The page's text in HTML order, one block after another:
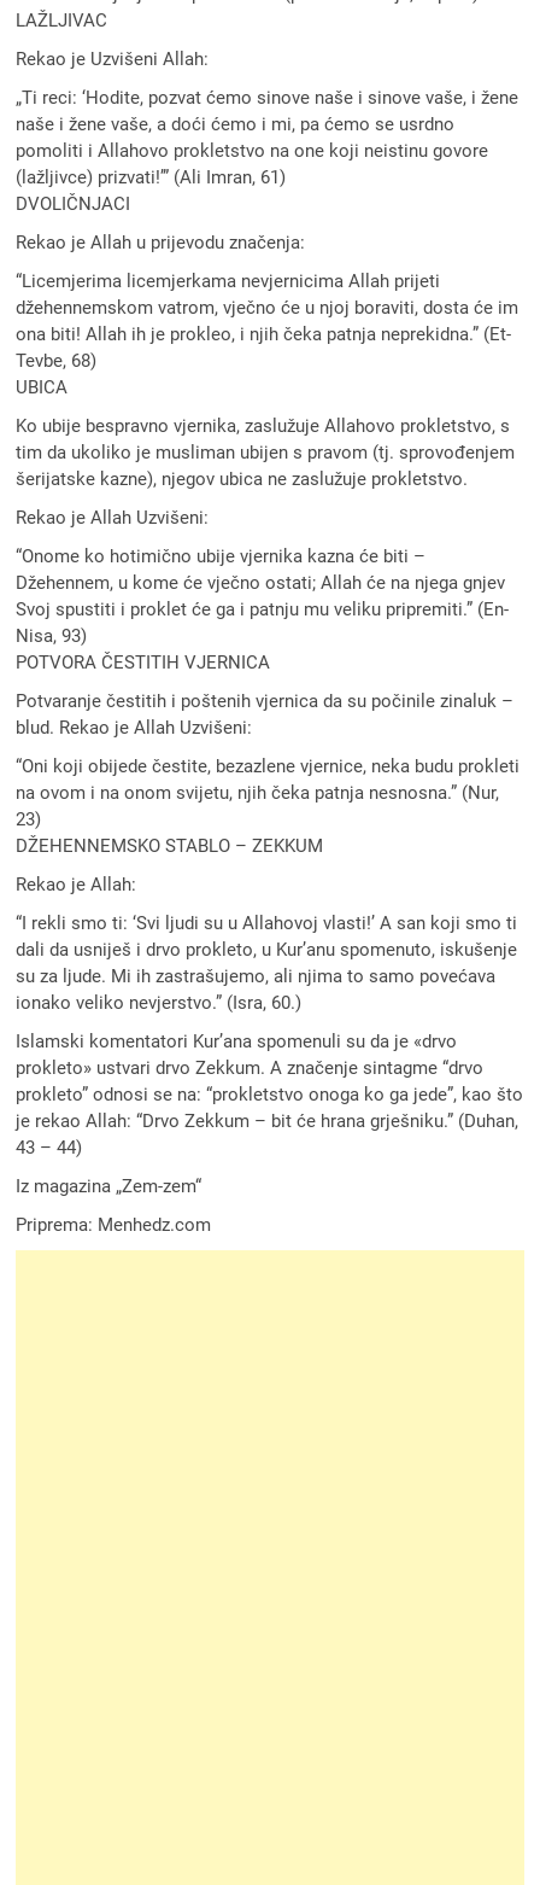
LAŽLJIVAC
Rekao je Uzvišeni Allah:
„Ti reci: ‘Hodite, pozvat ćemo sinove naše i sinove vaše, i ‍žene
naše i ‍žene vaše, a doći ćemo i mi, pa ćemo se usrdno
pomoliti i Allahovo prokletstvo na one koji neistinu govore
(lažljivce) prizvati!’” (Ali Imran, 61)
DVOLIČNJACI
Rekao je Allah u prijevodu značenja:
“Licemjerima licemjerkama nevjernicima Allah prijeti
džehennemskom vatrom, vječno će u njoj boraviti, dosta će im
ona biti! Allah ih je prokleo, i njih čeka patnja neprekidna.” (Et-
Tevbe, 68)
UBICA
Ko ubije bespravno vjernika, zaslužuje Allahovo prokletstvo, s
tim da ukoliko je musliman ubijen s pravom (tj. sprovođenjem
šerijatske kazne), njegov ubica ne zaslužuje prokletstvo.
Rekao je Allah Uzvišeni:
“Onome ko hotimično ubije vjernika kazna će biti –
Džehennem, u kome će vječno ostati; Allah će na njega gnjev
Svoj spustiti i proklet će ga i patnju mu veliku pripremiti.” (En-
Nisa, 93)
POTVORA ČESTITIH VJERNICA
Potvaranje čestitih i poštenih vjernica da su počinile zinaluk –
blud. Rekao je Allah Uzvišeni:
“Oni koji obijede čestite, bezazlene vjernice, neka budu prokleti
na ovom i na onom svijetu, njih čeka patnja nesnosna.” (Nur,
23)
DŽEHENNEMSKO STABLO – ZEKKUM
Rekao je Allah:
“I rekli smo ti: ‘Svi ljudi su u Allahovoj vlasti!’ A san koji smo ti
dali da usniješ i drvo prokleto, u Kur’anu spomenuto, iskušenje
su za ljude. Mi ih zastrašujemo, ali njima to samo povećava
ionako veliko nevjerstvo.” (Isra, 60.)
Islamski komentatori Kur’ana spomenuli su da je «drvo
prokleto» ustvari drvo Zekkum. A značenje sintagme “drvo
prokleto” odnosi se na: “prokletstvo onoga ko ga jede”, kao što
je rekao Allah: “Drvo Zekkum – bit će hrana grješniku.” (Duhan,
43 – 44)
Iz magazina „Zem-zem“
Priprema: Menhedz.com